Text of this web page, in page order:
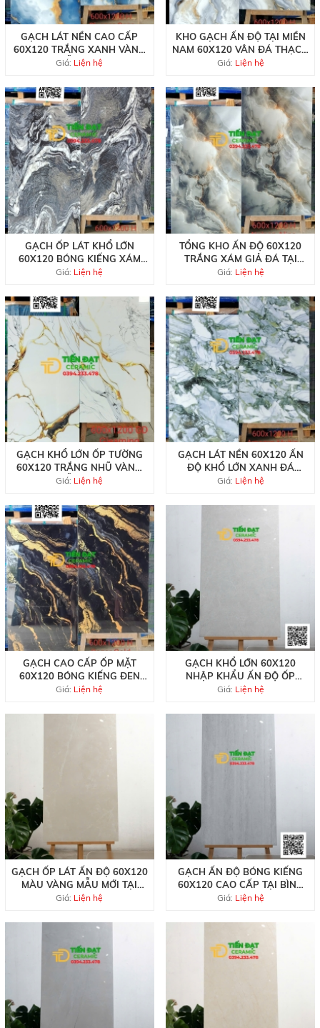
GẠCH LÁT NỀN CAO CẤP
60X120 TRẮNG XANH VÀNG
MẪU MỚI
Giá: Liện hệ
KHO GẠCH ẤN ĐỘ TẠI MIỀN
NAM 60X120 VÂN ĐÁ THẠCH
ANH
Giá: Liện hệ
GẠCH ỐP LÁT KHỔ LỚN
60X120 BÓNG KIẾNG XÁM
TRẮNG GIẢ ĐÁ
Giá: Liện hệ
TỔNG KHO ẤN ĐỘ 60X120
TRẮNG XÁM GIẢ ĐÁ TẠI
QUẬN 12
Giá: Liện hệ
GẠCH KHỔ LỚN ỐP TƯỜNG
60X120 TRẮNG NHŨ VÀNG
MẪU MỚI
Giá: Liện hệ
GẠCH LÁT NỀN 60X120 ẤN
ĐỘ KHỔ LỚN XANH ĐÁ
TRẮNG
Giá: Liện hệ
GẠCH CAO CẤP ỐP MẶT
60X120 BÓNG KIẾNG ĐEN
KHẮC KIM
Giá: Liện hệ
GẠCH KHỔ LỚN 60X120
NHẬP KHẨU ẤN ĐỘ ỐP
PHÒNG KHÁCH
Giá: Liện hệ
GẠCH ỐP LÁT ẤN ĐỘ 60X120
MÀU VÀNG MẪU MỚI TẠI
PHÚ NHUẬN
Giá: Liện hệ
GẠCH ẤN ĐỘ BÓNG KIẾNG
60X120 CAO CẤP TẠI BÌNH
TÂN
Giá: Liện hệ